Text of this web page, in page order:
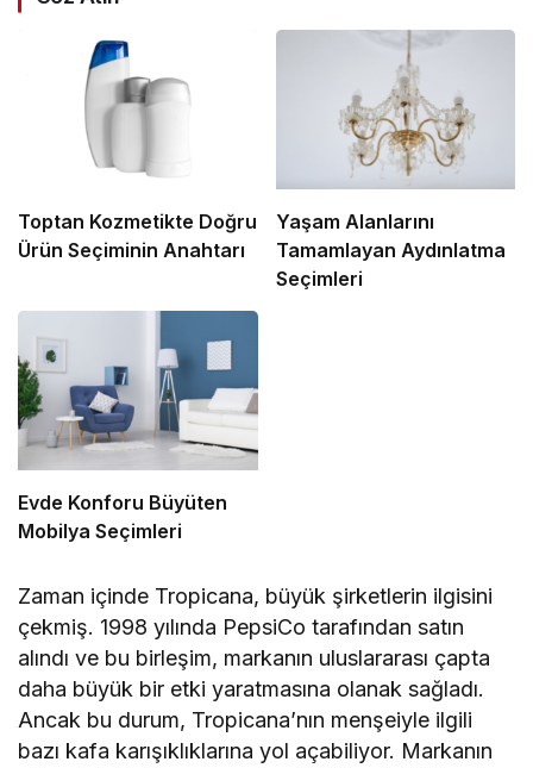
Toptan Kozmetikte Doğru
Ürün Seçiminin Anahtarı
Yaşam Alanlarını
Tamamlayan Aydınlatma
Seçimleri
Evde Konforu Büyüten
Mobilya Seçimleri
Zaman içinde Tropicana, büyük şirketlerin ilgisini
çekmiş. 1998 yılında PepsiCo tarafından satın
alındı ve bu birleşim, markanın uluslararası çapta
daha büyük bir etki yaratmasına olanak sağladı.
Ancak bu durum, Tropicana’nın menşeiyle ilgili
bazı kafa karışıklıklarına yol açabiliyor. Markanın